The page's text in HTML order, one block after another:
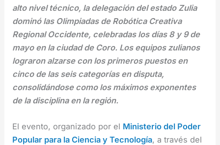
alto nivel técnico, la delegación del estado Zulia
dominó las Olimpiadas de Robótica Creativa
Regional Occidente, celebradas los días 8 y 9 de
mayo en la ciudad de Coro. Los equipos zulianos
lograron alzarse con los primeros puestos en
cinco de las seis categorías en disputa,
consolidándose como los máximos exponentes
de la disciplina en la región.
El evento, organizado por el Ministerio del Poder
Popular para la Ciencia y Tecnología, a través del